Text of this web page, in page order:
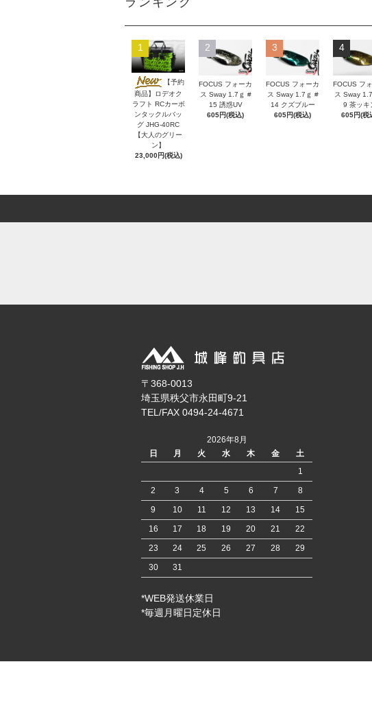
1
【予約
商品】ロデオク
ラフト RCカーボ
ンタックルバッ
グ JHG-40RC
【大人のグリー
ン】
23,000円(税込)
2
FOCUS フォーカ
ス Sway 1.7ｇ #
15 誘惑UV
605円(税込)
3
FOCUS フォーカ
ス Sway 1.7ｇ #
14 クズブルー
605円(税込)
4
FOCUS フ
ス Sway
9 茶ッキ
605円(税
〒368-0013
埼玉県秩父市永田町9-21
TEL/FAX 0494-24-4671
2026年8月
日
月 火 水 木 金
土
1
2
3 4 5 6 7
8
9
10 11 12 13 14
15
16
17 18 19 20 21
22
23
24 25 26 27 28
29
30
31
*WEB発送休業日
*毎週月曜日定休日